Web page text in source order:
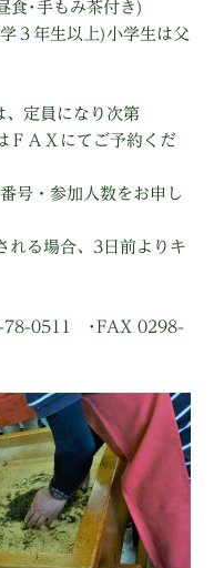
食･手もみ茶付き)
３年生以上)小学生は父
、定員になり次第
ＦＡＸにてご予約くだ
参加人数をお申し
れる場合、3日前よりキ
78-0511 ･FAX 0298-